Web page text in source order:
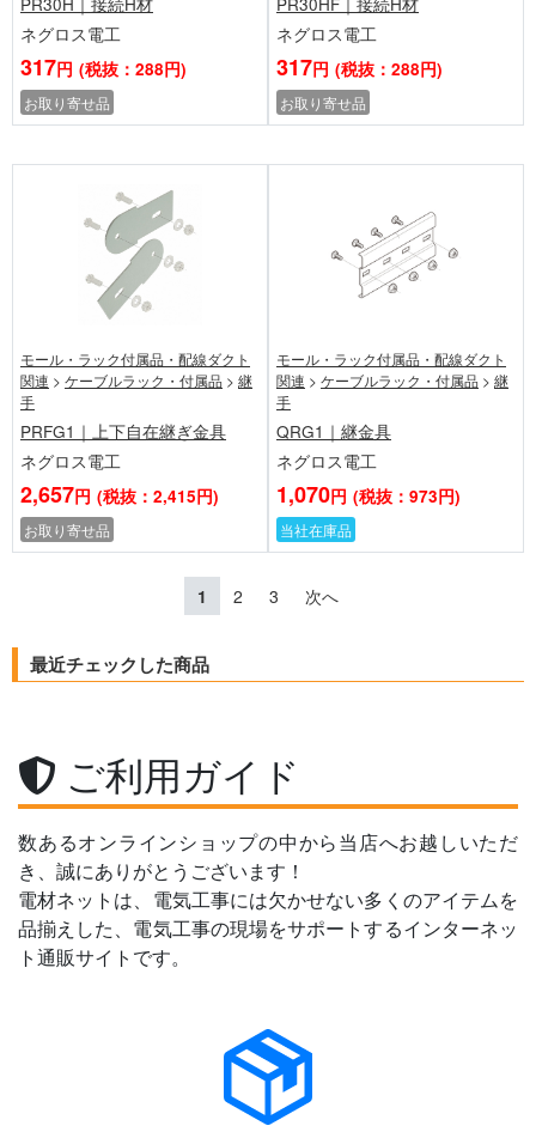
ネグロス電工
317円 (税抜：288円)
お取り寄せ品
ネグロス電工
317円 (税抜：288円)
お取り寄せ品
モール・ラック付属品・配線ダクト
関連 > ケーブルラック・付属品 > 継
手
PRFG1｜上下自在継ぎ金具
ネグロス電工
2,657円 (税抜：2,415円)
お取り寄せ品
モール・ラック付属品・配線ダクト
関連 > ケーブルラック・付属品 > 継
手
QRG1｜継金具
ネグロス電工
1,070円 (税抜：973円)
当社在庫品
1 2 3 次へ
最近チェックした商品
ご利用ガイド
数あるオンラインショップの中から当店へお越しいただ
き、誠にありがとうございます！
電材ネットは、電気工事には欠かせない多くのアイテムを
品揃えした、電気工事の現場をサポートするインターネッ
ト通販サイトです。